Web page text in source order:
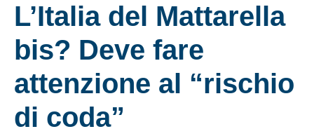
L’Italia del Mattarella
bis? Deve fare
attenzione al “rischio
di coda”